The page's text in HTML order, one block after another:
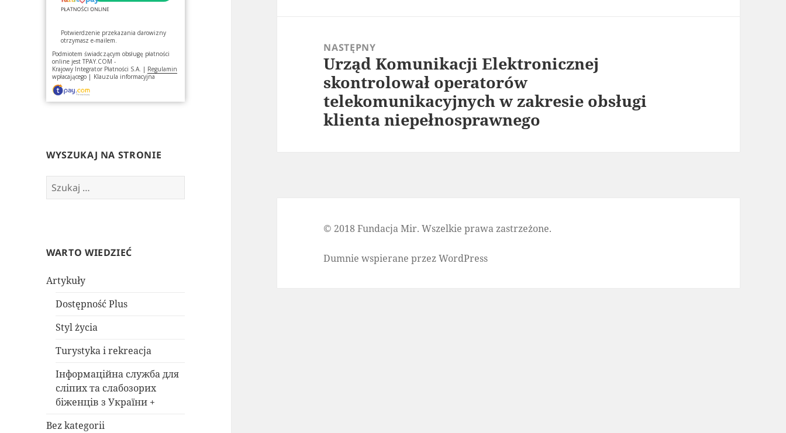
Potwierdzenie przekazania darowizny
otrzymasz e-mailem.
Podmiotem świadczącym obsługę płatności
online jestTPAY.COM -
Krajowy Integrator Płatności S.A. | Regulamin
wpłacającego | Klauzula informacyjna
WYSZUKAJ NA STRONIE
Szukaj:
WARTO WIEDZIEĆ
Artykuły
Dostępność Plus
Styl życia
Turystyka i rekreacja
Інформаційна служба для
сліпих та слабозорих
біженців з України +
Bez kategorii
NASTĘPNY
Następny
wpis:
Urząd Komunikacji Elektronicznej
skontrolował operatorów
telekomunikacyjnych w zakresie obsługi
klienta niepełnosprawnego
© 2018 Fundacja Mir. Wszelkie prawa zastrzeżone.
Dumnie wspierane przez WordPress